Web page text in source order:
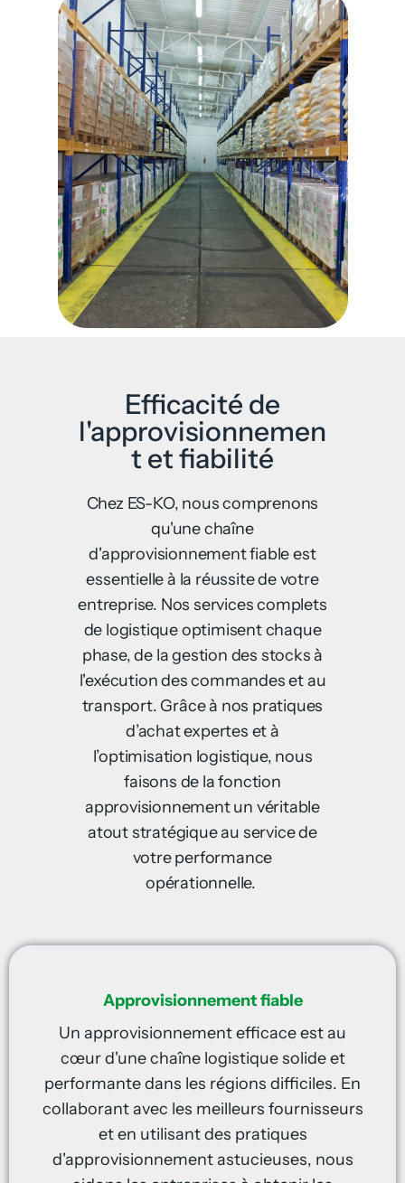
Efficacité de
l'approvisionnemen
t et fiabilité
Chez ES-KO, nous comprenons
qu'une chaîne
d'approvisionnement fiable est
essentielle à la réussite de votre
entreprise. Nos services complets
de logistique optimisent chaque
phase, de la gestion des stocks à
l'exécution des commandes et au
transport. Grâce à nos pratiques
d’achat expertes et à
l’optimisation logistique, nous
faisons de la fonction
approvisionnement un véritable
atout stratégique au service de
votre performance
opérationnelle.
Approvisionnement fiable
Un approvisionnement efficace est au
cœur d'une chaîne logistique solide et
performante dans les régions difficiles. En
collaborant avec les meilleurs fournisseurs
et en utilisant des pratiques
d'approvisionnement astucieuses, nous